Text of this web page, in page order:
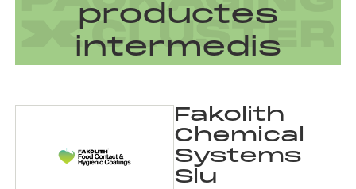
g
productes
intermedis
Fakolith
Chemical
Systems
Slu